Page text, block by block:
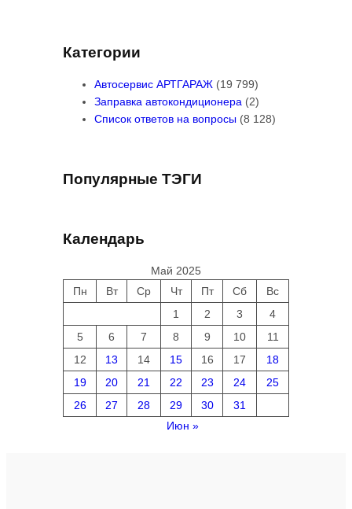
Категории
Автосервис АРТГАРАЖ (19 799)
Заправка автокондиционера (2)
Список ответов на вопросы (8 128)
Популярные ТЭГИ
Календарь
Май 2025
Пн
Вт Ср Чт Пт Сб
Вс
1
2 3
4
5
6 7 8 9 10
11
12
13 14 15 16 17
18
19
20 21 22 23 24
25
26
27 28 29 30
31
Июн »